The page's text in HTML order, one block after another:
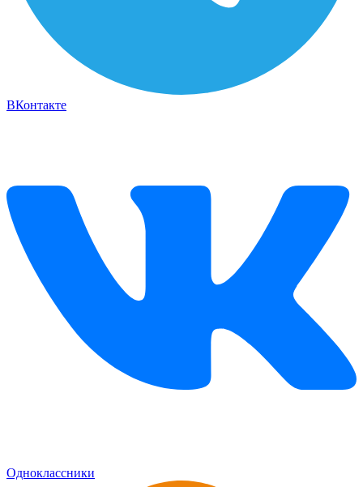
ВКонтакте
Одноклассники